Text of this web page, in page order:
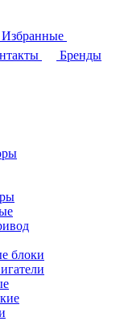
Избранные
Бренды
блоки